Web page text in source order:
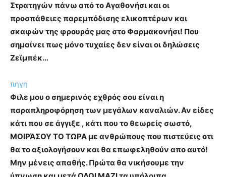
Στρατηγών πάνω από το Αγαθονήσι και οι
προσπάθειες παρεμπόδισης ελικοπτέρων και
σκαφών της φρουράς μας στο Φαρμακονήσι! Που
σημαίνει πως μόνο τυχαίες δεν είναι οι δηλώσεις
Ζεϊμπέκ…
πηγη
Φιλε μου ο σημερινός εχθρός σου είναι η
παραπληροφόρηση των μεγάλων καναλιών. Αν είδες
κάτι που σε άγγιξε , κάτι που το θεωρείς σωστό,
ΜΟΙΡΆΣΟΥ ΤΟ ΤΩΡΑ με ανθρώπους που πιστεύεις οτι
θα το αξιολογήσουν και θα επωφεληθούν απο αυτό!
Μην μένεις απαθής. Πρώτα θα νικήσουμε την